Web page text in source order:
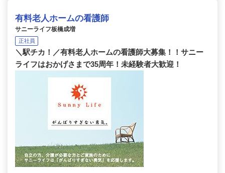
有料老人ホームの看護師
サニーライフ板橋成増
正社員
＼駅チカ！／有料老人ホームの看護師大募集！！サニー
ライフはおかげさまで35周年！未経験者大歓迎！